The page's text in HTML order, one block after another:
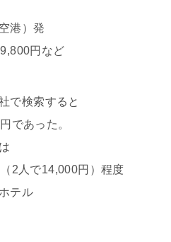
港）発
円など
で検索すると
であった。
2人で14,000円）程度
テル